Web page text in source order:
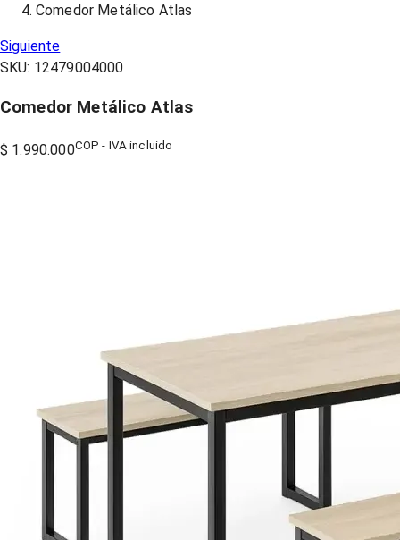
Comedor Metálico Atlas
Siguiente
SKU: 12479004000
Comedor Metálico Atlas
$ 1.990.000COP - IVA incluido